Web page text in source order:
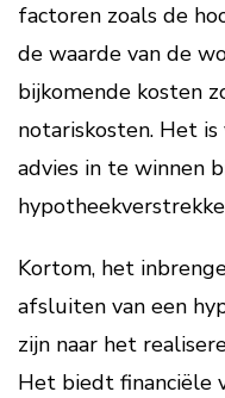
factoren zoals de
de waarde van de
bijkomende kosten
notariskosten. Het
advies in te winnen
Kortom, het
afsluiten van een
zijn naar het
Het biedt financiële